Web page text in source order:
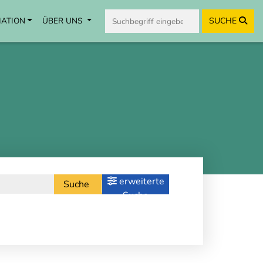
ÜBER UNS SUCHE
Suche
erweiterte
Suche